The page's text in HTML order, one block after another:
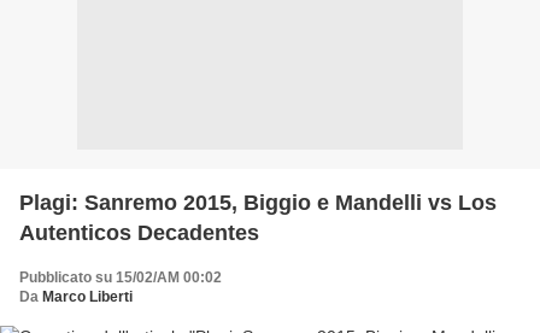
Plagi: Sanremo 2015, Biggio e Mandelli vs Los
Autenticos Decadentes
Pubblicato su 15/02/AM 00:02
Da Marco Liberti